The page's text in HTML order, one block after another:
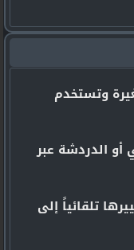
وتستخدم
أو الدردشة عبر
تلقائياً إلى